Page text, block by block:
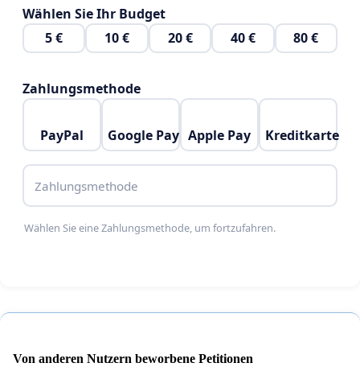
Wählen Sie Ihr Budget
5 €
10 € 20 € 40 € 80 €
Zahlungsmethode
PayPal Google Pay Apple Pay Kreditkarte
Zahlungsmethode
Wählen Sie eine Zahlungsmethode, um fortzufahren.
Von anderen Nutzern beworbene Petitionen